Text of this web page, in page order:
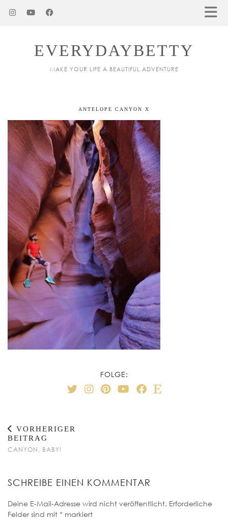
EVERYDAYBETTY
MAKE YOUR LIFE A BEAUTIFUL ADVENTURE
ANTELOPE CANYON X
FOLGE:
VORHERIGER
BEITRAG
CANYON, BABY!
SCHREIBE EINEN KOMMENTAR
Deine E-Mail-Adresse wird nicht veröffentlicht. Erforderliche
Felder sind mit * markiert